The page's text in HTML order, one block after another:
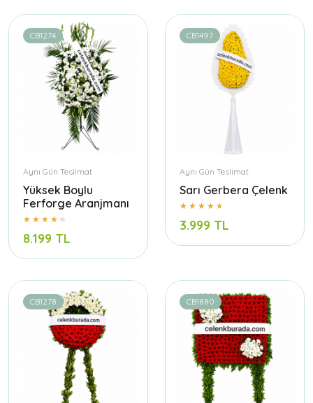
CB1274
Aynı Gün Teslimat
Yüksek Boylu
Ferforge Aranjmanı
8.199 TL
CB1497
Aynı Gün Teslimat
Sarı Gerbera Çelenk
3.999 TL
CB1278 CB1880